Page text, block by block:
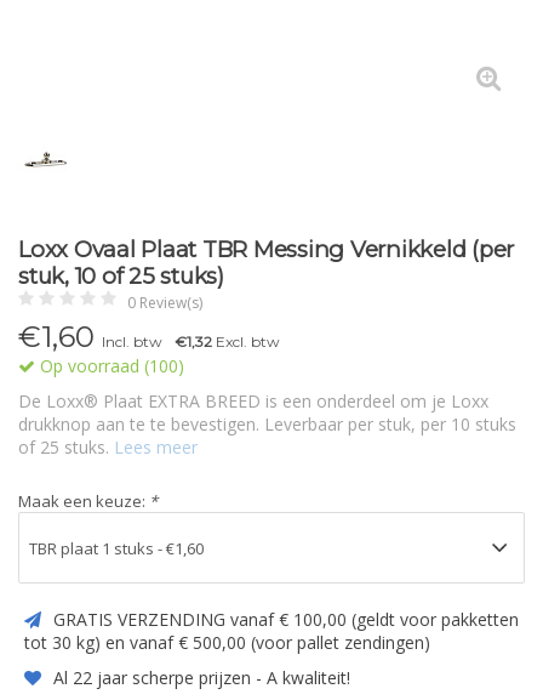
Loxx Ovaal Plaat TBR Messing Vernikkeld (per
stuk, 10 of 25 stuks)
0 Review(s)
€1,60 Incl. btw €1,32 Excl. btw
Op voorraad (100)
De Loxx® Plaat EXTRA BREED is een onderdeel om je Loxx
drukknop aan te te bevestigen. Leverbaar per stuk, per 10 stuks
of 25 stuks. Lees meer
Maak een keuze: *
GRATIS VERZENDING vanaf € 100,00 (geldt voor pakketten
tot 30 kg) en vanaf € 500,00 (voor pallet zendingen)
Al 22 jaar scherpe prijzen - A kwaliteit!